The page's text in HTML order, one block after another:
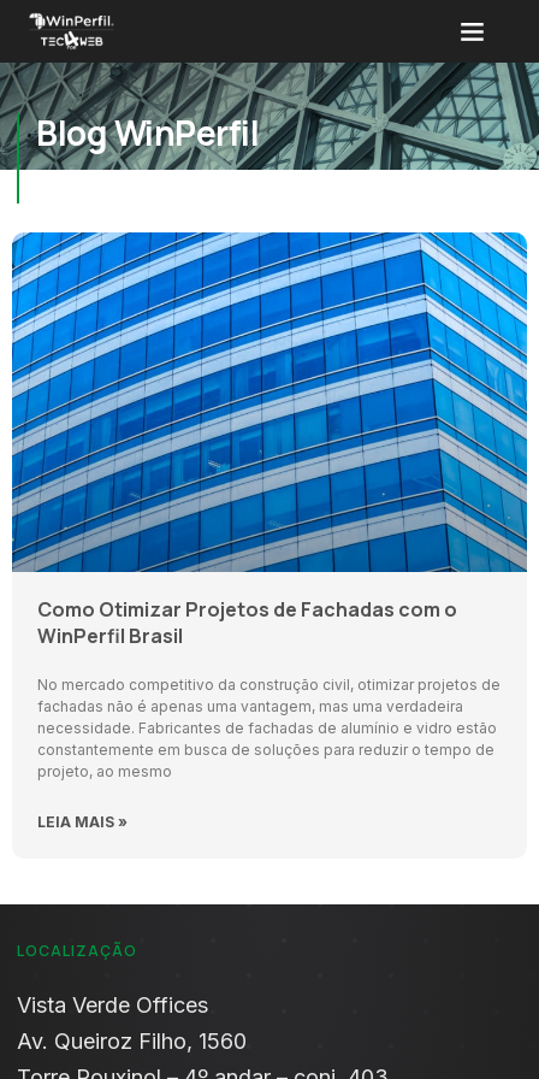
Blog WinPerfil
Como Otimizar Projetos de Fachadas com o
WinPerfil Brasil
No mercado competitivo da construção civil, otimizar projetos de
fachadas não é apenas uma vantagem, mas uma verdadeira
necessidade. Fabricantes de fachadas de alumínio e vidro estão
constantemente em busca de soluções para reduzir o tempo de
projeto, ao mesmo
LEIA MAIS »
LOCALIZAÇÃO
Vista Verde Offices​
Av. Queiroz Filho, 1560